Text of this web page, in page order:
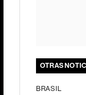
OTRAS
BRASIL